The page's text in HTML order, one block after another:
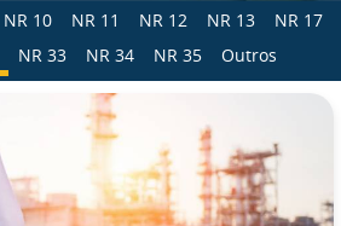
NR 10 NR 11 NR 12 NR 13
NR 17
NR 33 NR 34 NR 35 Outros